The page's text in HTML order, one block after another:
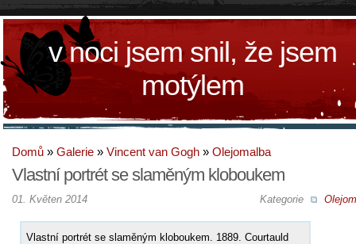
v noci jsem snil, že jsem
motýlem
Domů » Galerie » Vincent van Gogh » Olejomalba
Vlastní portrét se slaměným kloboukem
Kategorie
01. Květen 2014
Vlastní portrét se slaměným kloboukem. 1889. Courtauld